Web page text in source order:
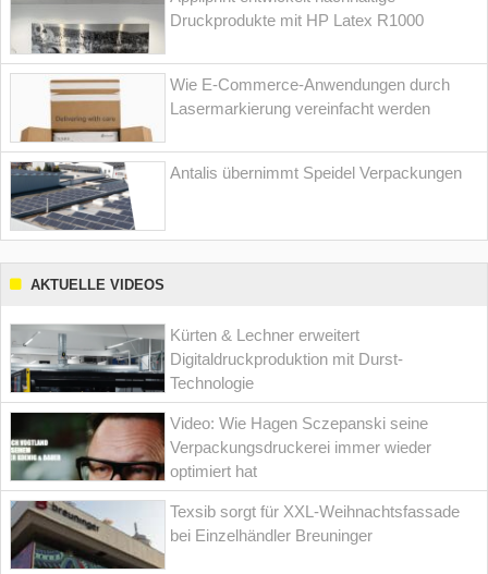
Druckprodukte mit HP Latex R1000
Wie E-Commerce-Anwendungen durch
Lasermarkierung vereinfacht werden
Antalis übernimmt Speidel Verpackungen
AKTUELLE VIDEOS
Kürten & Lechner erweitert
Digitaldruckproduktion mit Durst-
Technologie
Video: Wie Hagen Sczepanski seine
Verpackungsdruckerei immer wieder
optimiert hat
Texsib sorgt für XXL-Weihnachtsfassade
bei Einzelhändler Breuninger